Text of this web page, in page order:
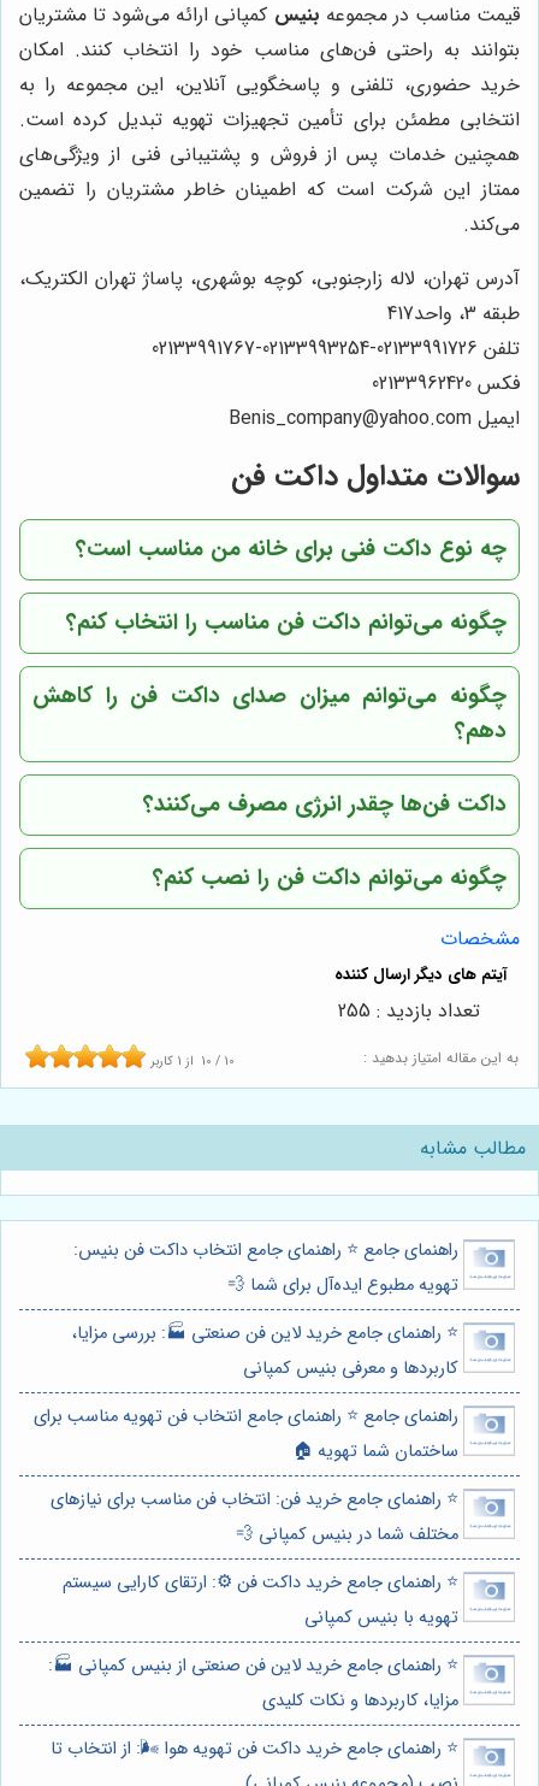
قیمت مناسب در مجموعه بنیس کمپانی ارائه می‌شود تا مشتریان
بتوانند به راحتی فن‌های مناسب خود را انتخاب کنند. امکان
خرید حضوری، تلفنی و پاسخگویی آنلاین، این مجموعه را به
انتخابی مطمئن برای تأمین تجهیزات تهویه تبدیل کرده است.
همچنین خدمات پس از فروش و پشتیبانی فنی از ویژگی‌های
ممتاز این شرکت است که اطمینان خاطر مشتریان را تضمین
می‌کند.
آدرس تهران، لاله زارجنوبی، کوچه بوشهری، پاساژ تهران الکتریک،
طبقه 3، واحد417
تلفن 02133991726-02133993254-02133991767
فکس 02133962420
ایمیل Benis_company@yahoo.com
سوالات متداول داکت فن
چه نوع داکت فنی برای خانه من مناسب است؟
چگونه می‌توانم داکت فن مناسب را انتخاب کنم؟
چگونه می‌توانم میزان صدای داکت فن را کاهش
دهم؟
داکت فن‌ها چقدر انرژی مصرف می‌کنند؟
چگونه می‌توانم داکت فن را نصب کنم؟
مشخصات
به این مقاله امتیاز بدهید : 10 / 10 از 1 کاربر
تعداد بازدید : 255
مطالب مشابه
راهنمای جامع ⭐️ راهنمای جامع انتخاب داکت فن بنیس:
تهویه مطبوع ایده‌آل برای شما 💨
⭐️ راهنمای جامع خرید لاین فن صنعتی 🏭: بررسی مزایا،
کاربردها و معرفی بنیس کمپانی
راهنمای جامع ⭐️ راهنمای جامع انتخاب فن تهویه مناسب برای
ساختمان شما تهویه 🏠
⭐️ راهنمای جامع خرید فن: انتخاب فن مناسب برای نیازهای
مختلف شما در بنیس کمپانی 💨
⭐️ راهنمای جامع خرید داکت فن ⚙️: ارتقای کارایی سیستم
تهویه با بنیس کمپانی
⭐️ راهنمای جامع خرید لاین فن صنعتی از بنیس کمپانی 🏭:
مزایا، کاربردها و نکات کلیدی
⭐️ راهنمای جامع خرید داکت فن تهویه هوا 🌬️: از انتخاب تا